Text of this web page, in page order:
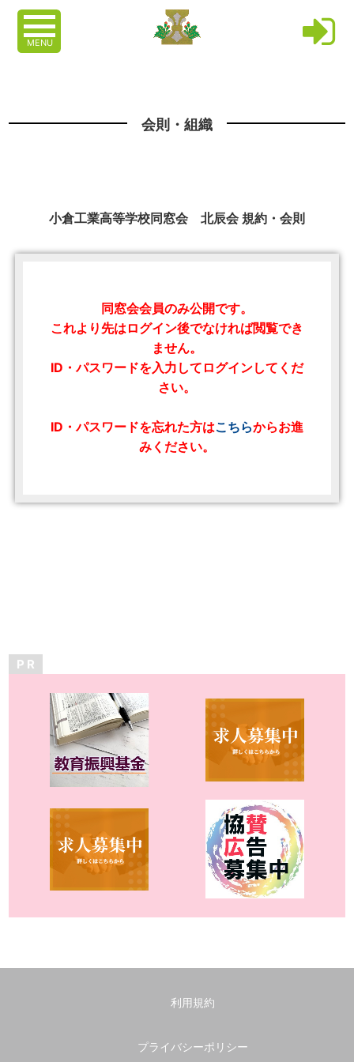
MENU
会則・組織
小倉工業高等学校同窓会 北辰会 規約・会則
同窓会会員のみ公開です。
これより先はログイン後でなければ閲覧でき
ません。
ID・パスワードを入力してログインしてくだ
さい。
ID・パスワードを忘れた方はこちらからお進
みください。
P R
利用規約
プライバシーポリシー